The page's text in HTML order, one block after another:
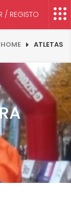
/ REGISTO
HOME ATLETAS